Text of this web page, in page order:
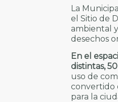
La
el Sitio de
ambiental
desechos
En el
distintas,
uso de
convertido
para la